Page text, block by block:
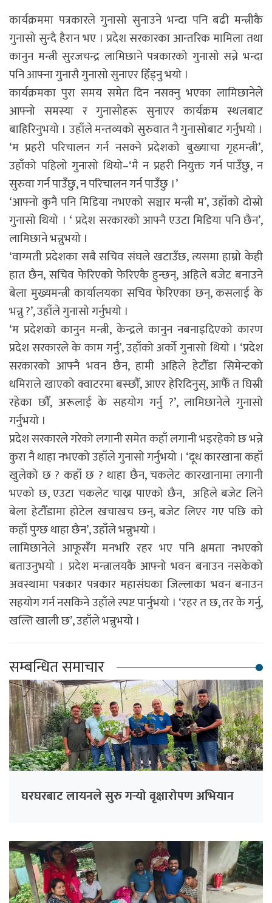
कार्यक्रममा पत्रकारले गुनासो सुनाउने भन्दा पनि बढी मन्त्रीकै
गुनासो सुन्दै हैरान भए । प्रदेश सरकारका आन्तरिक मामिला तथा
कानुन मन्त्री सुरजचन्द्र लामिछाने पत्रकारको गुनासो सन्ने भन्दा
पनि आफ्ना गुनासै गुनासो सुनाएर हिँड्नु भयो ।
कार्यक्रमका पुरा समय समेत दिन नसक्नु भएका लामिछानेले
आफ्नो समस्या र गुनासोहरू सुनाएर कार्यक्रम स्थलबाट
बाहिरिनुभयो । उहाँले मन्तव्यको सुरुवात नै गुनासोबाट गर्नुभयो ।
‘म प्रहरी परिचालन गर्न नसक्ने प्रदेशको बुख्याचा गृहमन्त्री’,
उहाँको पहिलो गुनासो थियो–‘मै न प्रहरी नियुक्त गर्न पाउँछु, न
सुरुवा गर्न पाउँछु, न परिचालन गर्न पाउँछु ।’
‘आफ्नो कुनै पनि मिडिया नभएको सञ्चार मन्त्री म’, उहाँको दोस्रो
गुनासो थियो । ‘ प्रदेश सरकारको आफ्नै एउटा मिडिया पनि छैन’,
लामिछाने भन्नुभयो ।
‘वाग्मती प्रदेशका सबै सचिव संघले खटाउँछ, त्यसमा हाम्रो केही
हात छैन, सचिव फेरिएको फेरिएकै हुन्छन्, अहिले बजेट बनाउने
बेला मुख्यमन्त्री कार्यालयका सचिव फेरिएका छन्, कसलाई के
भन्नु ?’, उहाँले गुनासो गर्नुभयो ।
‘म प्रदेशको कानुन मन्त्री, केन्द्रले कानुन नबनाइदिएको कारण
प्रदेश सरकारले के काम गर्नु’, उहाँको अर्को गुनासो थियो । ‘प्रदेश
सरकारको आफ्नै भवन छैन, हामी अहिले हेटौँडा सिमेन्टको
धमिराले खाएको क्वाटरमा बस्छौँ, आएर हेरिदिनुस्, आफैँ त घिस्री
रहेका छौँ, अरूलाई के सहयोग गर्नु ?’, लामिछानेले गुनासो
गर्नुभयो ।
प्रदेश सरकारले गरेको लगानी समेत कहाँ लगानी भइरहेको छ भन्ने
कुरा नै थाहा नभएको उहाँले गुनासो गर्नुभयो । ‘दूध कारखाना कहाँ
खुलेको छ ? कहाँ छ ? थाहा छैन, चकलेट कारखानामा लगानी
भएको छ, एउटा चकलेट चाख्न पाएको छैन, अहिले बजेट लिने
बेला हेटौँडामा होटेल खचाखच छन्, बजेट लिएर गए पछि को
कहाँ पुग्छ थाहा छैन’, उहाँले भन्नुभयो ।
लामिछानेले आफूसँग मनभरि रहर भए पनि क्षमता नभएको
बताउनुभयो । प्रदेश मन्त्रालयकै आफ्नो भवन बनाउन नसकेको
अवस्थामा पत्रकार पत्रकार महास‌ंघका जिल्लाका भवन बनाउन
सहयोग गर्न नसकिने उहाँले स्पष्ट पार्नुभयो । ‘रहर त छ, तर के गर्नु,
खल्ति खाली छ’, उहाँले भन्नुभयो ।
सम्बन्धित समाचार
घरघरबाट लायनले सुरु गर्‍यो वृक्षारोपण अभियान